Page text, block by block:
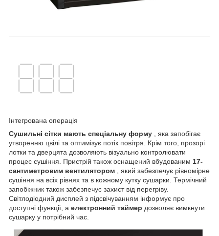
Інтегрована операція
Сушильні сітки мають спеціальну форму , яка запобігає
утворенню цвілі та оптимізує потік повітря. Крім того, прозорі
лотки та дверцята дозволяють візуально контролювати
процес сушіння. Пристрій також оснащений вбудованим 17-
сантиметровим вентилятором , який забезпечує рівномірне
сушіння на всіх рівнях та в кожному кутку сушарки. Термічний
запобіжник також забезпечує захист від перегріву.
Світлодіодний дисплей з підсвічуванням інформує про
доступні функції, а електронний таймер дозволяє вимкнути
сушарку у потрібний час.